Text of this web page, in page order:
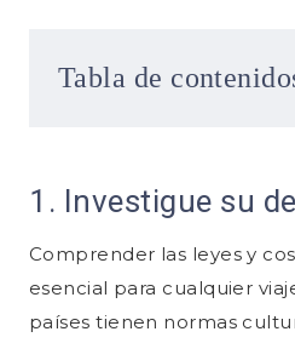
Tabla de
1. Investigue su
Comprender las leyes y
esencial para cualquier
países tienen normas